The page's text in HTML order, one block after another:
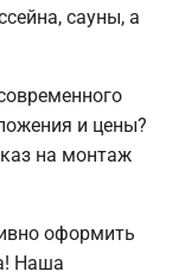
сауны, а
и цены?
на монтаж
оформить
Наша